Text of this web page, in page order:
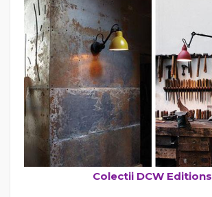
Colectii DCW Editions